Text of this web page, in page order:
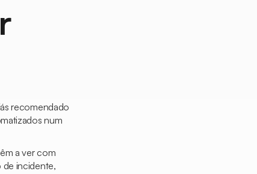
recomendado
num
a ver com
de incidente,